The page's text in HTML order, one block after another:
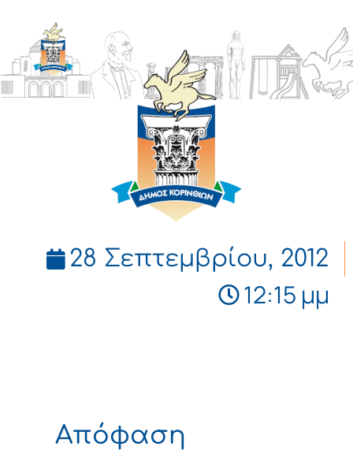
ΔΗΜΟΣ
ΚΟΡΙΝΘΙΩΝ
28 Σεπτεμβρίου, 2012
12:15 μμ
Απόφαση